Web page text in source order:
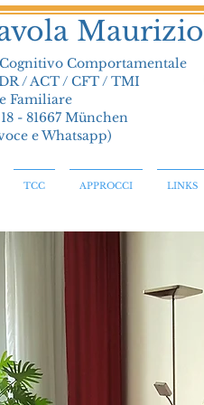
Maurizio
Comportamentale
/ ACT / CFT / TMI
Familiare
- 81667 München
e Whatsapp)
TCC APPROCCI LINKS